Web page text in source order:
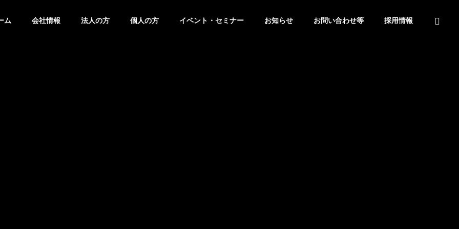
ム 会社情報 法人の方 個人の方 イベント・セミナー お知らせ お問い合わせ等 採用情報